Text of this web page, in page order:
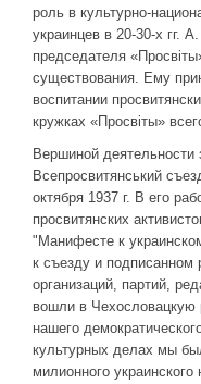
роль в культурно-
украинцев в 20-30-х гг.
председателя
существования. Ему
воспитании
кружках «Просвіты»
Вершиной деятельности
Всепросвитянський
октября 1937 г. В его
просвитянских
"Манифесте к
к съезду и подписанном
организаций, партий,
вошли в Чехословацкую
нашего
культурных делах мы
милионного